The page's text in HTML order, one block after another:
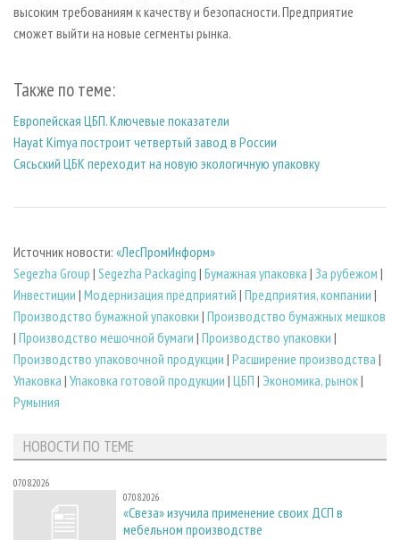
высоким требованиям к качеству и безопасности. Предприятие
сможет выйти на новые сегменты рынка.
Также по теме:
Европейская ЦБП. Ключевые показатели
Hayat Kimya построит четвертый завод в России
Сясьский ЦБК переходит на новую экологичную упаковку
Источник новости: «ЛесПромИнформ»
Segezha Group | Segezha Packaging | Бумажная упаковка | За рубежом |
Инвестиции | Модернизация предприятий | Предприятия, компании |
Производство бумажной упаковки | Производство бумажных мешков
| Производство мешочной бумаги | Производство упаковки |
Производство упаковочной продукции | Расширение производства |
Упаковка | Упаковка готовой продукции | ЦБП | Экономика, рынок|
Румыния
НОВОСТИ ПО ТЕМЕ
07.08.2026
07.08.2026
«Свеза» изучила применение своих ДСП в
мебельном производстве